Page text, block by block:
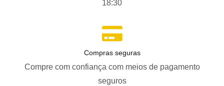
18:30
Compras seguras
Compre com confiança com meios de pagamento
seguros